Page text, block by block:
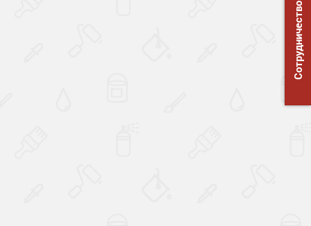
Сотрудничество